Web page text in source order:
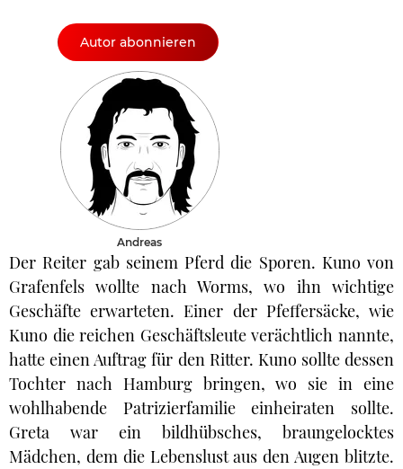
Autor abonnieren
Andreas
Der Reiter gab seinem Pferd die Sporen. Kuno von
Grafenfels wollte nach Worms, wo ihn wichtige
Geschäfte erwarteten. Einer der Pfeffersäcke, wie
Kuno die reichen Geschäftsleute verächtlich nannte,
hatte einen Auftrag für den Ritter. Kuno sollte dessen
Tochter nach Hamburg bringen, wo sie in eine
wohlhabende Patrizierfamilie einheiraten sollte.
Greta war ein bildhübsches, braungelocktes
Mädchen, dem die Lebenslust aus den Augen blitzte.